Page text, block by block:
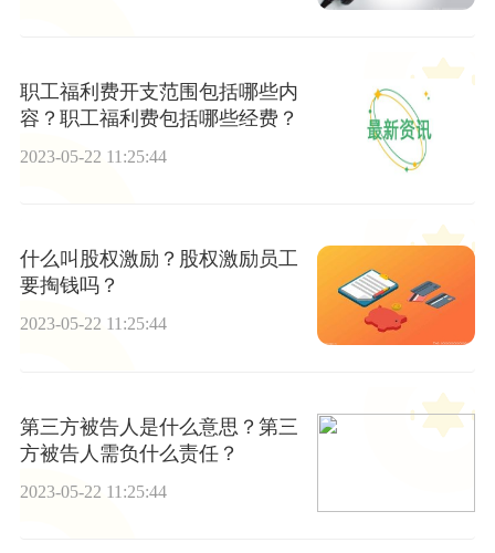
职工福利费开支范围包括哪些内
容？职工福利费包括哪些经费？
2023-05-22 11:25:44
什么叫股权激励？股权激励员工
要掏钱吗？
2023-05-22 11:25:44
第三方被告人是什么意思？第三
方被告人需负什么责任？
2023-05-22 11:25:44